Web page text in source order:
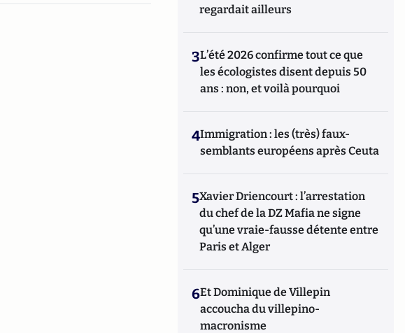
regardait ailleurs
3L’été 2026 confirme tout ce que
les écologistes disent depuis 50
ans : non, et voilà pourquoi
4Immigration : les (très) faux-
semblants européens après Ceuta
5Xavier Driencourt : l’arrestation
du chef de la DZ Mafia ne signe
qu’une vraie-fausse détente entre
Paris et Alger
6Et Dominique de Villepin
accoucha du villepino-
macronisme